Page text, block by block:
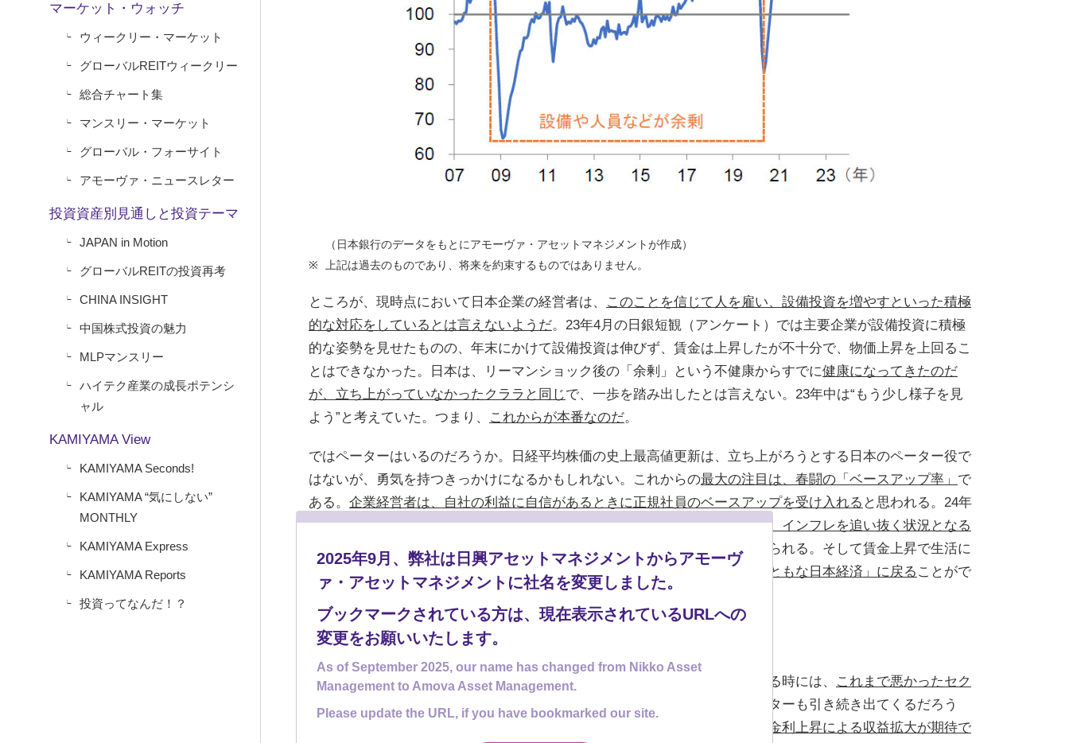
マーケット・ウォッチ
ウィークリー・マーケット
グローバルREITウィークリー
総合チャート集
マンスリー・マーケット
グローバル・フォーサイト
アモーヴァ・ニュースレター
投資資産別見通しと投資テーマ
JAPAN in Motion
グローバルREITの投資再考
CHINA INSIGHT
中国株式投資の魅力
MLPマンスリー
ハイテク産業の成長ポテンシ
ャル
KAMIYAMA View
KAMIYAMA Seconds!
KAMIYAMA “気にしない”
MONTHLY
KAMIYAMA Express
KAMIYAMA Reports
投資ってなんだ！？
（日本銀行のデータをもとにアモーヴァ・アセットマネジメントが作成）
上記は過去のものであり、将来を約束するものではありません。
ところが、現時点において日本企業の経営者は、
このことを信じて人を雇い、設備投資を増やすといった積極
的な対応をしているとは言えないようだ。23年4月の日銀短観（アンケート）では主要企業が設備投資に積極
的な姿勢を見せたものの、年末にかけて設備投資は伸びず、賃金は上昇したが不十分で、物価上昇を上回るこ
とはできなかった。日本は、リーマンショック後の「余剰」という不健康からすでに健康になってきたのだ
が、立ち上がっていなかったクララと同じで、一歩を踏み出したとは言えない。23年中は“もう少し様子を見
よう”と考えていた。つまり、
これからが本番なのだ。
ではペーターはいるのだろうか。日経平均株価の史上最高値更新は、立ち上がろうとする日本のペーター役で
はないが、勇気を持つきっかけになるかもしれない。これからの最大の注目は、春闘の「ベースアップ率」 で
ある。 企業経営者は、自社の利益に自信があるときに正規社員のベースアップを受け入れる と思われる。24年
の日本経済は、インフレ率が緩やかになり、人手不足継続に伴う賃金上昇が、インフレを追い抜く状況となる
だろう。まずは、多くの経営者が体力の回復に自信を持つことが先
だと考えられる。そして賃金上昇で生活に
余裕ができた人々が旅行やレジャーへ向かえば、 自国の需要で成長する「まともな日本経済」に戻る ことがで
きる。
これからの変化の注目点：銀行株や中小型株へのシフトか
余剰から不足へ変わった（歩けるようになった）日本（クララ）が立ち上がる時には、
これまで悪かったセク
ターの回復
が注目される。半導体関連のような成長トレンドに追随するセクターも引き続き出てくるだろう
例えば内需に関わる中小型株や銀行株など、国内の賃金上昇や金利上昇による収益拡大が期待で
2025年9月、弊社は日興アセットマネジメントからアモーヴ
ァ・アセットマネジメントに社名を変更しました。
ブックマークされている方は、現在表示されているURLへの
変更をお願いいたします。
As of September 2025, our name has changed from Nikko Asset
Management to Amova Asset Management.
Please update the URL, if you have bookmarked our site.